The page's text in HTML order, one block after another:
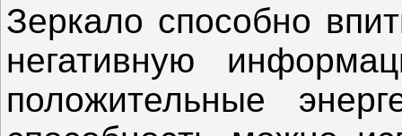
Зеркало способно
негативную
положительные